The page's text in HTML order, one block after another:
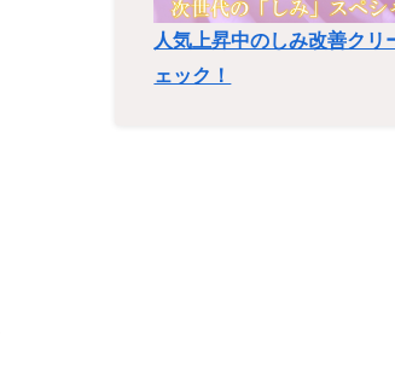
人気上昇中のしみ改善クリ
ェック！